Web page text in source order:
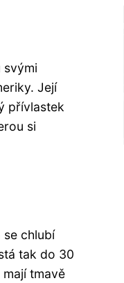
svými
Její
přívlastek
si
se chlubí
tak do 30
tmavě